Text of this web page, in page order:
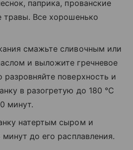
паприка, прованские
травы. Все хорошенько
смажьте сливочным или
и выложите гречневое
поверхность и
в разогретую до 180 °C
минут.
натертым сыром и
до его расплавления.